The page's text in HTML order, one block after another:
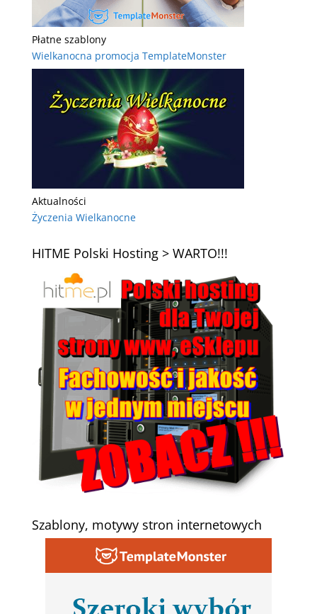
Płatne szablony
Wielkanocna promocja TemplateMonster
Aktualności
Życzenia Wielkanocne
HITME Polski Hosting > WARTO!!!
Szablony, motywy stron internetowych